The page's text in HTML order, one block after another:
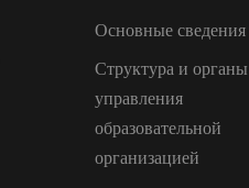
Основные сведения
Структура и органы
управления
образовательной
организацией